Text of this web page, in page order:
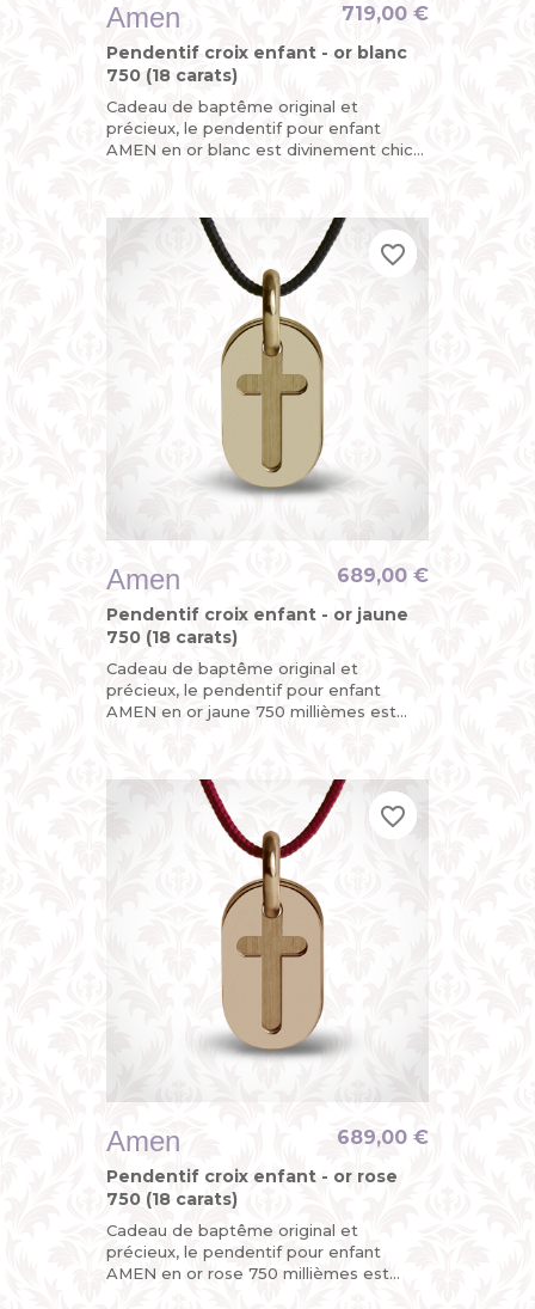
Amen
Pendentif croix enfant - or blanc
750 (18 carats)
Cadeau de baptême original et
précieux, le pendentif pour enfant
AMEN en or blanc est divinement chic
719,00 €
Amen
Pendentif croix enfant - or jaune
750 (18 carats)
Cadeau de baptême original et
précieux, le pendentif pour enfant
AMEN en or jaune 750 millièmes est
mobiles,...
689,00 €
favorite_border
favorite_border
favorite_border
Amen
Pendentif croix enfant - or rose
750 (18 carats)
Cadeau de baptême original et
précieux, le pendentif pour enfant
AMEN en or rose 750 millièmes est
689,00 €
favorite_border
favorite_border
favorite_border